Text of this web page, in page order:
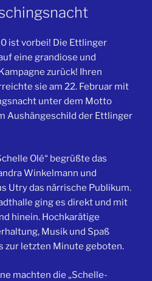
ist vorbei! Die Ettlinger
eine grandiose und
zurück! Ihren
sie am 22. Februar mit
unter dem Motto
Aushängeschild der Ettlinger
Olé“ begrüßte das
Winkelmann und
Utry das närrische Publikum.
ging es direkt und mit
hinein. Hochkarätige
Musik und Spaß
zur letzten Minute geboten.
machten die „Schelle-